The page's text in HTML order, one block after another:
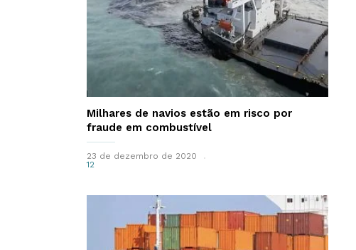
Milhares de navios estão em risco por
fraude em combustível
23 de dezembro de 2020
12